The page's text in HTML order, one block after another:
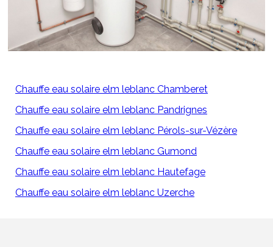
Chauffe eau solaire elm leblanc Chamberet
Chauffe eau solaire elm leblanc Pandrignes
Chauffe eau solaire elm leblanc Pérols-sur-Vézère
Chauffe eau solaire elm leblanc Gumond
Chauffe eau solaire elm leblanc Hautefage
Chauffe eau solaire elm leblanc Uzerche